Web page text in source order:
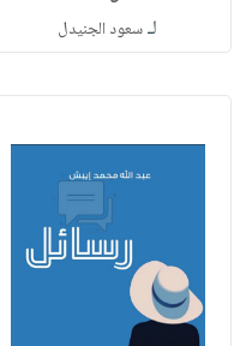
لـسعود الجنيدل